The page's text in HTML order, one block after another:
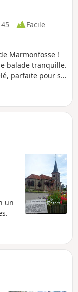
Facile
Marmonfosse !
balade tranquille.
parfaite pour se
un